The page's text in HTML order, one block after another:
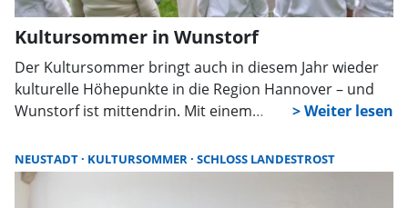
Kultursommer in Wunstorf
Der Kultursommer bringt auch in diesem Jahr wieder
kulturelle Höhepunkte in die Region Hannover – und
Wunstorf ist mittendrin. Mit einem
August läuft, lädt die Veranstaltungsreihe dazu ein,
Musik, Kunst und Gemeinschaft an besonderen Orten
NEUSTADT KULTURSOMMER SCHLOSS LANDESTROST